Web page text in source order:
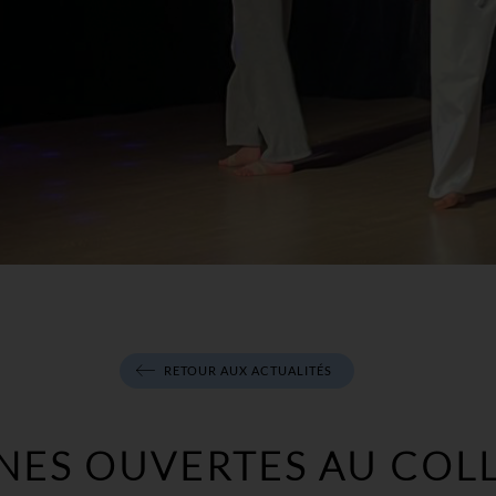
RETOUR AUX ACTUALITÉS
OUVERTES AU